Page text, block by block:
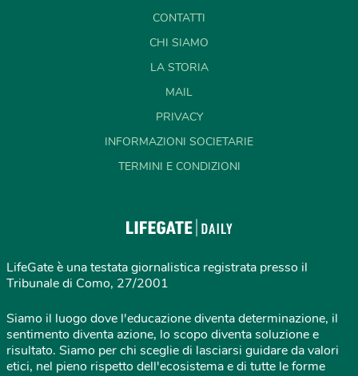
CONTATTI
CHI SIAMO
LA STORIA
MAIL
PRIVACY
INFORMAZIONI SOCIETARIE
TERMINI E CONDIZIONI
LifeGate è una testata giornalistica registrata presso il
Tribunale di Como, 27/2001
Siamo il luogo dove l'educazione diventa determinazione, il
sentimento diventa azione, lo scopo diventa soluzione e
risultato. Siamo per chi sceglie di lasciarsi guidare da valori
etici, nel pieno rispetto dell'ecosistema e di tutte le forme